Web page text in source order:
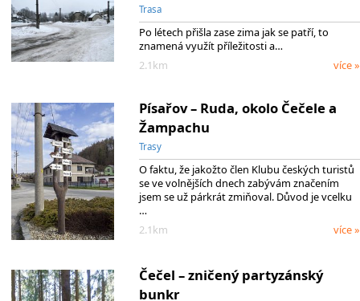
Trasa
Po létech přišla zase zima jak se patří, to
znamená využít příležitosti a…
2.1km
více »
Písařov – Ruda, okolo Čečele a
Žampachu
Trasy
O faktu, že jakožto člen Klubu českých turistů
se ve volnějších dnech zabývám značením
jsem se už párkrát zmiňoval. Důvod je vcelku
…
2.1km
více »
Čečel – zničený partyzánský
bunkr